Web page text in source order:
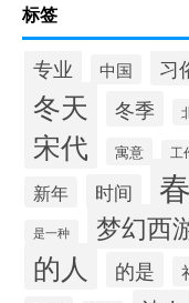
标签
专业 中国 习
冬天 冬季
宋代 寓意 工
新年 时间
是一种 梦幻西
的人 的是